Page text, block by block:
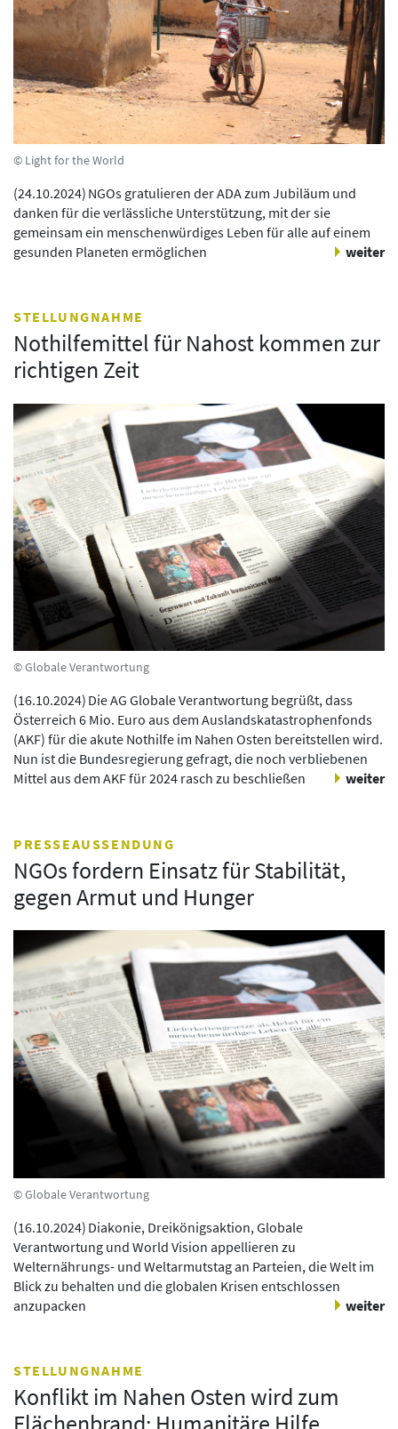
© Light for the World
(24.10.2024) NGOs gratulieren der ADA zum Jubiläum und
danken für die verlässliche Unterstützung, mit der sie
gemeinsam ein menschenwürdiges Leben für alle auf einem
gesunden Planeten ermöglichen
weiter
STELLUNGNAHME
Nothilfemittel für Nahost kommen zur
richtigen Zeit
© Globale Verantwortung
(16.10.2024) Die AG Globale Verantwortung begrüßt, dass
Österreich 6 Mio. Euro aus dem Auslandskatastrophenfonds
(AKF) für die akute Nothilfe im Nahen Osten bereitstellen wird.
Nun ist die Bundesregierung gefragt, die noch verbliebenen
Mittel aus dem AKF für 2024 rasch zu beschließen
weiter
PRESSEAUSSENDUNG
NGOs fordern Einsatz für Stabilität,
gegen Armut und Hunger
© Globale Verantwortung
(16.10.2024) Diakonie, Dreikönigsaktion, Globale
Verantwortung und World Vision appellieren zu
Welternährungs- und Weltarmutstag an Parteien, die Welt im
Blick zu behalten und die globalen Krisen entschlossen
anzupacken
weiter
STELLUNGNAHME
Konflikt im Nahen Osten wird zum